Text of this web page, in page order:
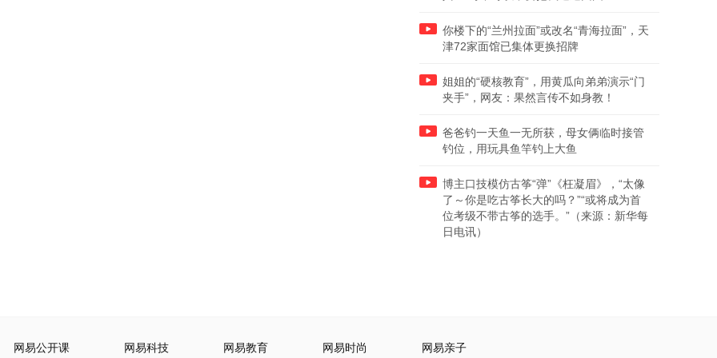
你楼下的“兰州拉面”或改名“青海拉面”，天
津72家面馆已集体更换招牌
姐姐的“硬核教育”，用黄瓜向弟弟演示“门
夹手”，网友：果然言传不如身教！
爸爸钓一天鱼一无所获，母女俩临时接管
钓位，用玩具鱼竿钓上大鱼
博主口技模仿古筝“弹”《枉凝眉》，“太像
了～你是吃古筝长大的吗？”“或将成为首
位考级不带古筝的选手。”（来源：新华每
日电讯）
网易公开课 网易科技 网易教育 网易时尚 网易亲子